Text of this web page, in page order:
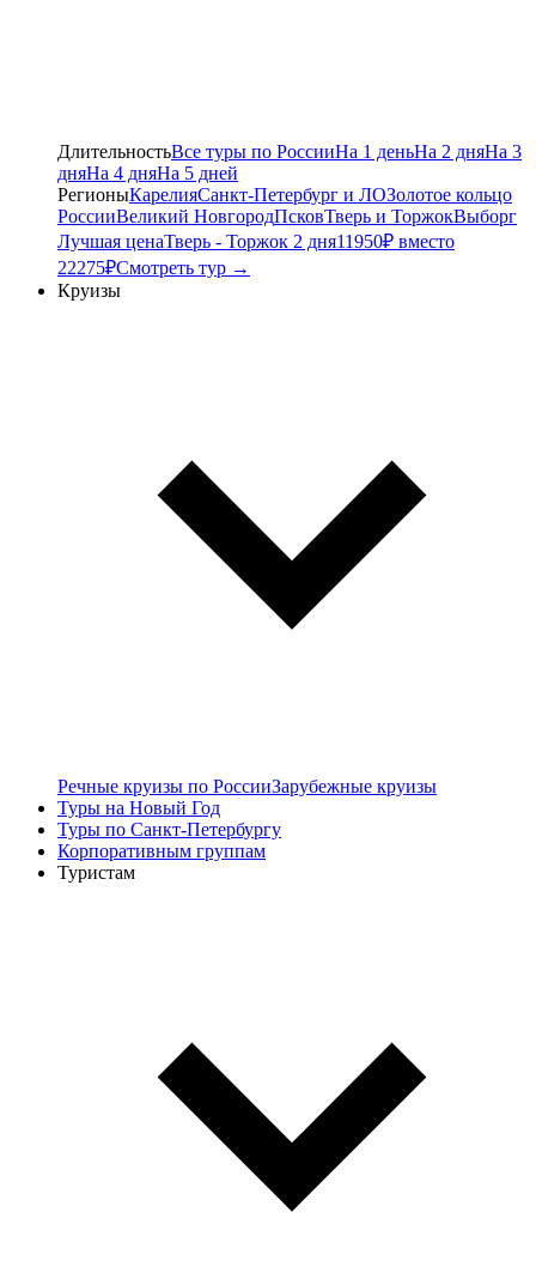
ДлительностьВсе туры по РоссииНа 1 деньНа 2 дняНа 3
дняНа 4 дняНа 5 дней
РегионыКарелияСанкт-Петербург и ЛОЗолотое кольцо
РоссииВеликий НовгородПсковТверь и ТоржокВыборг
Лучшая ценаТверь - Торжок 2 дня11950₽ вместо
22275₽Смотреть тур →
Круизы
Речные круизы по РоссииЗарубежные круизы
Туры на Новый Год
Туры по Санкт-Петербургу
Корпоративным группам
Туристам